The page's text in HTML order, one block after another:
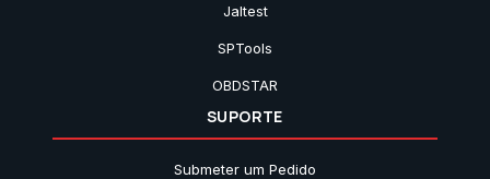
Jaltest
SPTools
OBDSTAR
SUPORTE
Submeter um Pedido